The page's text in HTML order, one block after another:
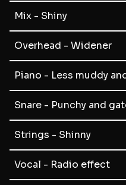
Mix - Shiny
Overhead - Widener
Piano - Less muddy
Snare - Punchy and
Strings - Shinny
Vocal - Radio effect